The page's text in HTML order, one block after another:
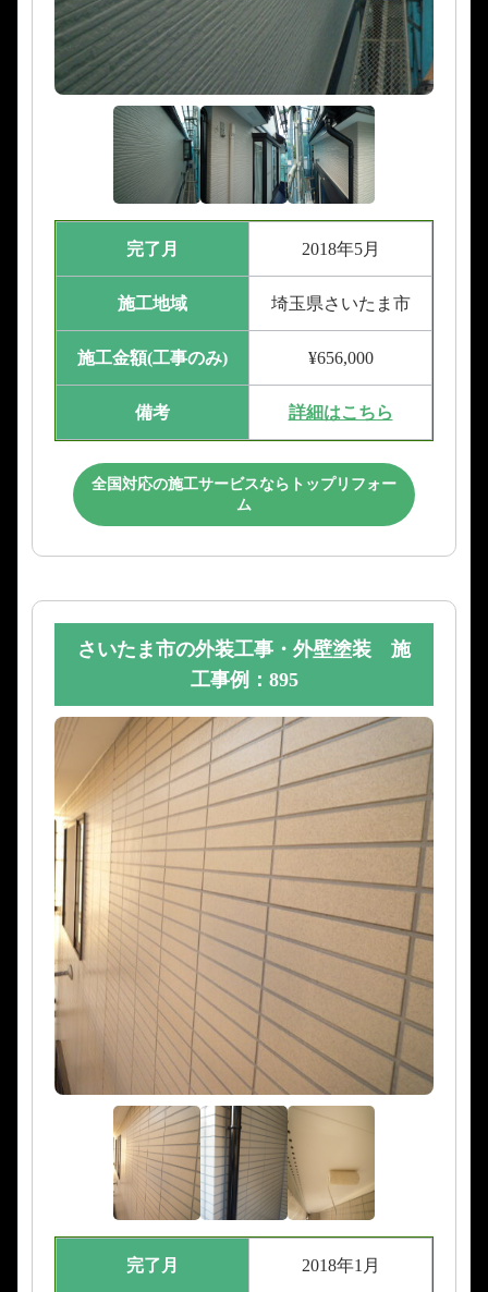
完了月 2018年5月
施工地域 埼玉県さいたま市
施工金額(工事のみ) ¥656,000
備考 詳細はこちら
全国対応の施工サービスならトップリフォー
ム
さいたま市の外装工事・外壁塗装 施
工事例：895
完了月 2018年1月